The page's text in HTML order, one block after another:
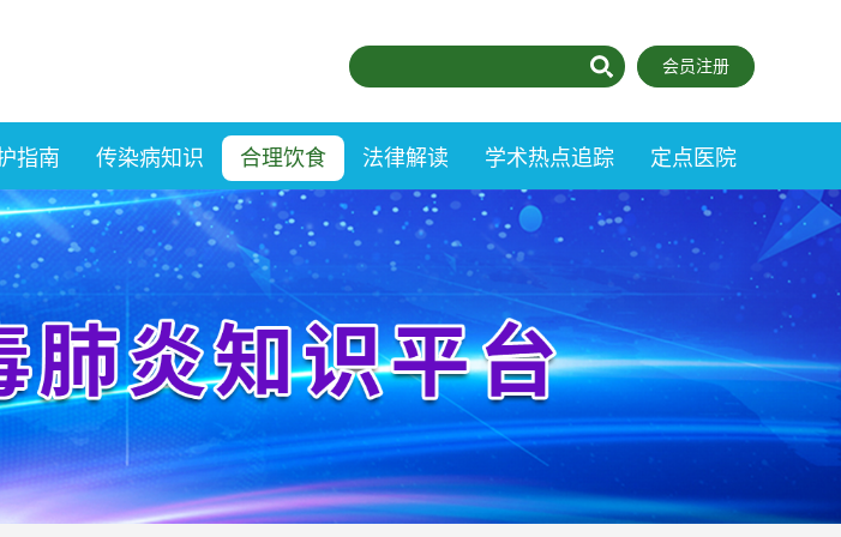
会员注册
指南 传染病知识 合理饮食 法律解读 学术热点追踪 定点医院